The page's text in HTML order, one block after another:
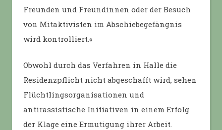
Freunden und Freundinnen oder der Besuch
von Mitaktivisten im Abschiebegefängnis
wird kontrolliert.«
Obwohl durch das Verfahren in Halle die
Residenzpflicht nicht abgeschafft wird, sehen
Flüchtlingsorganisationen und
antirassistische Initiativen in einem Erfolg
der Klage eine Ermutigung ihrer Arbeit.